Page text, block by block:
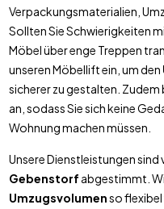
Verpackungsmaterialien,
Sollten Sie Schwierigkeiten
Möbel über enge Treppen
unseren Möbellift ein, um den
sicherer zu gestalten.
an, sodass Sie sich keine
Wohnung machen müssen.
Unsere Dienstleistungen
Gebenstorf abgestimmt.
Umzugsvolumenso flexibel